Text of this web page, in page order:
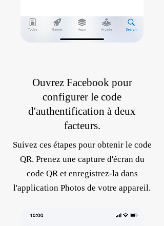
Ouvrez Facebook pour
configurer le code
d'authentification à deux
facteurs.
Suivez ces étapes pour obtenir le code
QR. Prenez une capture d'écran du
code QR et enregistrez-la dans
l'application Photos de votre appareil.